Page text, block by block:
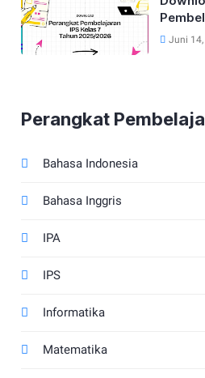
Juni
Perangkat
Bahasa Indonesia
Bahasa Inggris
IPA
IPS
Informatika
Matematika